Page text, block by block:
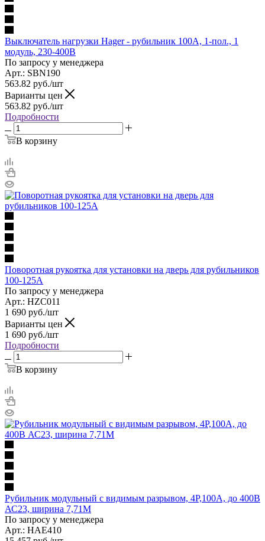
Выключатель нагрузки Hager - рубильник 100A, 1-пол., 1
модуль, 230-400В
По запросу у менеджера
Арт.: SBN190
563.82 руб./шт
Варианты цен
563.82 руб./шт
Подробности
В корзину
Поворотная рукоятка для установки на дверь для рубильников
100-125A
По запросу у менеджера
Арт.: HZC011
1 690 руб./шт
Варианты цен
1 690 руб./шт
Подробности
В корзину
Рубильник модульный с видимым разрывом, 4P,100A, до 400В
АС23, ширина 7,71М
По запросу у менеджера
Арт.: HAE410